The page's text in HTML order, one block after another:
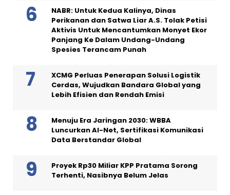
NABR: Untuk Kedua Kalinya, Dinas
Perikanan dan Satwa Liar A.S. Tolak Petisi
Aktivis Untuk Mencantumkan Monyet Ekor
Panjang Ke Dalam Undang-Undang
Spesies Terancam Punah
XCMG Perluas Penerapan Solusi Logistik
Cerdas, Wujudkan Bandara Global yang
Lebih Efisien dan Rendah Emisi
Menuju Era Jaringan 2030: WBBA
Luncurkan AI-Net, Sertifikasi Komunikasi
Data Berstandar Global
Proyek Rp30 Miliar KPP Pratama Sorong
Terhenti, Nasibnya Belum Jelas